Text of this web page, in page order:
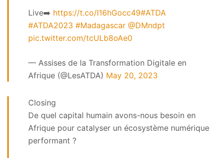
Live➡️ https://t.co/I16hGocc49#ATDA
#ATDA2023 #Madagascar @DMndpt
pic.twitter.com/tcULb8oAe0
— Assises de la Transformation Digitale en
Afrique (@LesATDA) May 20, 2023
Closing
De quel capital humain avons-nous besoin en
Afrique pour catalyser un écosystème numérique
performant ?